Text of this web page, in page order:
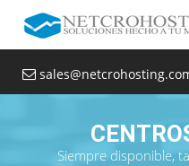
Siempre disponible,